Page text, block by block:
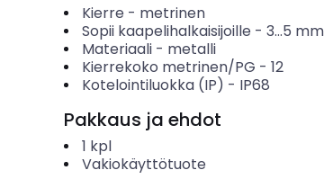
Kierre - metrinen
Sopii kaapelihalkaisijoille - 3...5 mm
Materiaali- metalli
Kierrekoko metrinen/PG - 12
Kotelointiluokka (IP) - IP68
Pakkaus ja ehdot
1 kpl
Vakiokäyttötuote